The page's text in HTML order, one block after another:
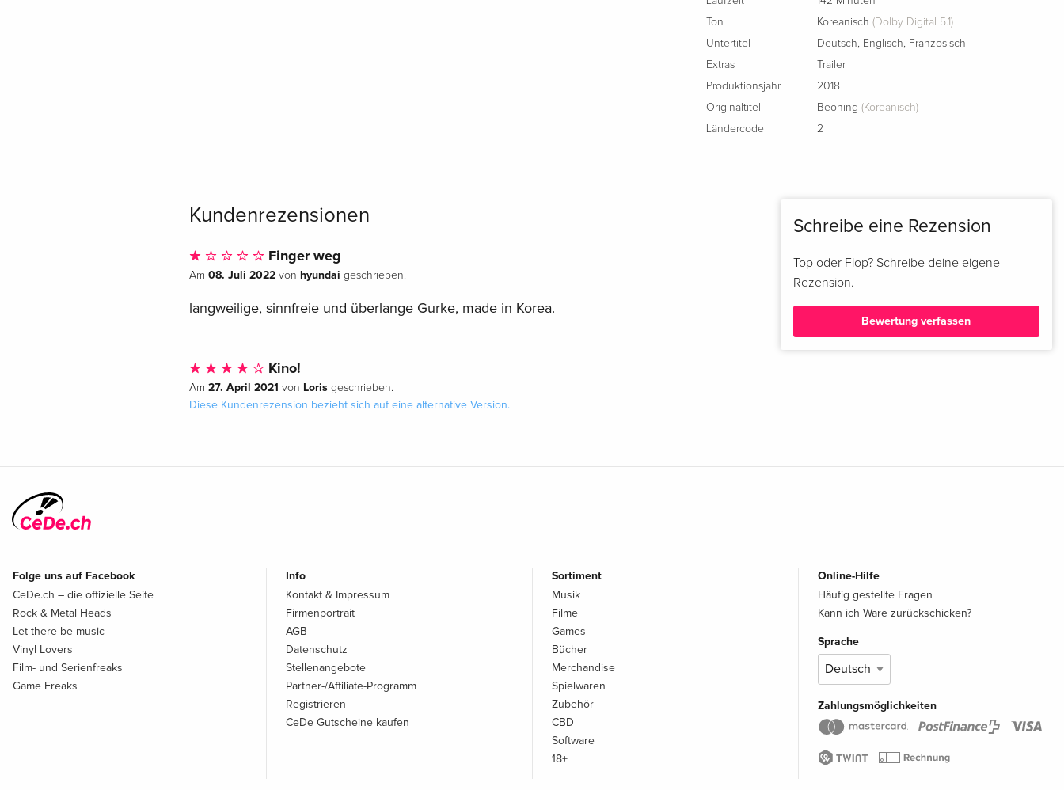
Ton
Koreanisch (Dolby Digital 5.1)
Untertitel
Deutsch, Englisch, Französisch
Extras
Trailer
Produktionsjahr
2018
Originaltitel
Beoning (Koreanisch)
Ländercode
2
Kundenrezensionen
Finger weg
Am 08. Juli 2022von hyundai geschrieben.
langweilige, sinnfreie und überlange Gurke, made in Korea.
Kino!
Am 27. April 2021 von Lorisgeschrieben.
Diese Kundenrezension bezieht sich auf eine alternative Version.
Schreibe eine Rezension
Top oder Flop? Schreibe deine eigene
Rezension.
Bewertung verfassen
Folge uns auf Facebook
CeDe.ch – die offizielle Seite
Rock & Metal Heads
Let there be music
Vinyl Lovers
Film- und Serienfreaks
Game Freaks
Info
Kontakt & Impressum
Firmenportrait
AGB
Datenschutz
Stellenangebote
Partner-/Affiliate-Programm
Registrieren
CeDe Gutscheine kaufen
Sortiment
Musik
Filme
Games
Bücher
Merchandise
Spielwaren
Zubehör
CBD
Software
18+
Online-Hilfe
Häufig gestellte Fragen
Kann ich Ware zurückschicken?
Sprache
Zahlungsmöglichkeiten